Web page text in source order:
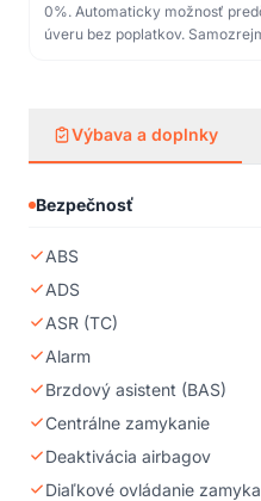
0%. Automaticky možnosť
úveru bez poplatkov.
kvalitu vozidiel a služieb za
Slovenské ŠPZ. Všetky
charakter a nie sú návrhom na
príslušného zákona. !! POZOR
predaja absolvovalo odbornú
Výbava a doplnky
Bezpečnosť
ABS
ADS
ASR (TC)
Alarm
Brzdový asistent (BAS)
Centrálne zamykanie
Deaktivácia airbagov
Diaľkové ovládanie